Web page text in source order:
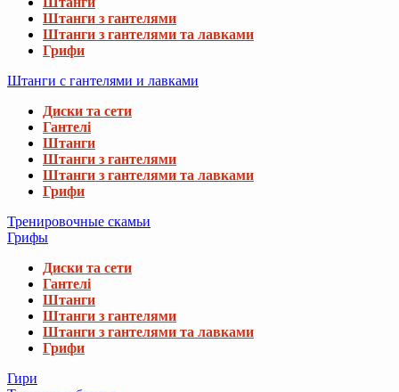
Штанги з гантелями
Штанги з гантелями та лавками
Грифи
Штанги с гантелями и лавками
Диски та сети
Гантелі
Штанги
Штанги з гантелями
Штанги з гантелями та лавками
Грифи
Тренировочные скамьи
Грифы
Диски та сети
Гантелі
Штанги
Штанги з гантелями
Штанги з гантелями та лавками
Грифи
Гири